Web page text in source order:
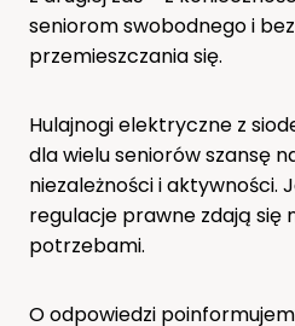
seniorom swobodnego i
przemieszczania się.
Hulajnogi elektryczne z
dla wielu seniorów szansę
niezależności i aktywności.
regulacje prawne zdają się
potrzebami.
O odpowiedzi